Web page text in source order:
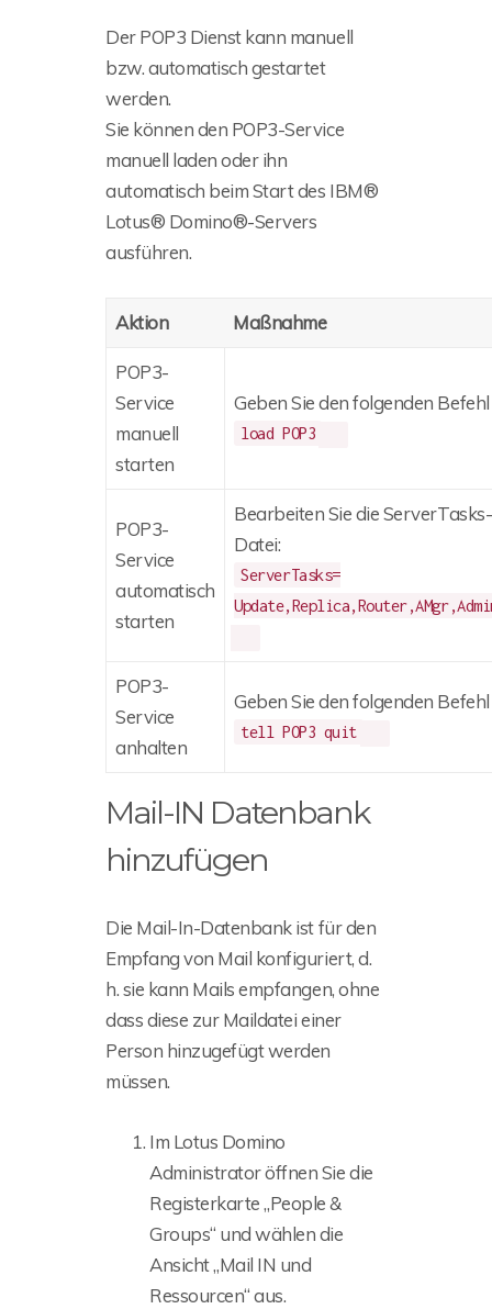
Der POP3 Dienst kann manuell
bzw. automatisch gestartet
werden.
Sie können den POP3-Service
manuell laden oder ihn
automatisch beim Start des IBM®
Lotus® Domino®-Servers
ausführen.
Aktion Maßnahme
POP3-
Service
manuell
starten
Geben Sie den folgenden
load POP3
POP3-
Service
automatisch
starten
Bearbeiten Sie die
Datei:
ServerTasks=
POP3-
Service
anhalten
Geben Sie den folgenden
tell POP3 quit
Mail-IN Datenbank
hinzufügen
Die Mail-In-Datenbank ist für den
Empfang von Mail konfiguriert, d.
h. sie kann Mails empfangen, ohne
dass diese zur Maildatei einer
Person hinzugefügt werden
müssen.
Im Lotus Domino
Administrator öffnen Sie die
Registerkarte „People &
Groups“ und wählen die
Ansicht „Mail IN und
Ressourcen“ aus.